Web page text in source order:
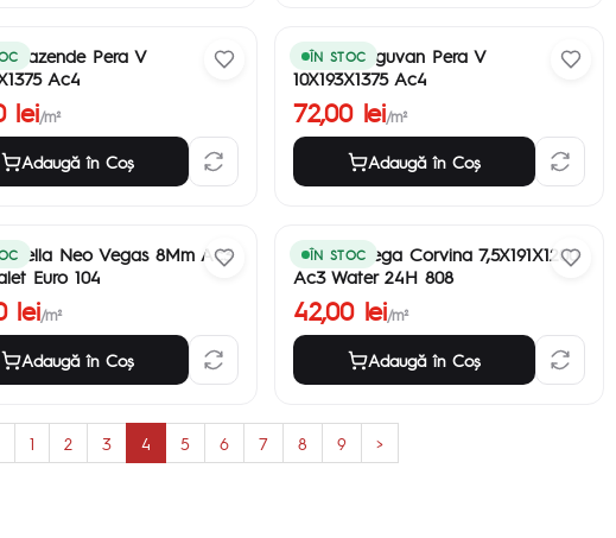
Nazende Pera V
Ac4
lei/m²
Adaugă în Coş
ÎN STOC
Parchet Erguvan Pera V
10X193X1375 Ac4
72,00 lei/m²
Adaugă în Coş
Bella Neo Vegas 8Mm Ac3
Euro 104
lei/m²
Adaugă în Coş
ÎN STOC
Parchet Vega Corvina 7,5X191X1200
Ac3 Water 24H 808
42,00 lei/m²
Adaugă în Coş
1 2 3 4 5 6 7 8 9
>